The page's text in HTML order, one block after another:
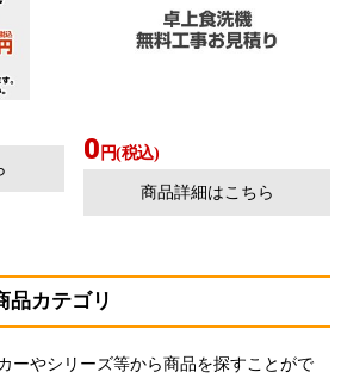
0 円(税込)
商品詳細はこちら
品カテゴリ
ーやシリーズ等から商品を探すことがで